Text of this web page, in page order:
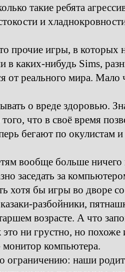
такие ребята
и
прочие игры, в которых
каких-нибудь Sims,
от реального мира. Мало
о вреде здоровью.
что в своё время
бегают по окулистам
вообще больше
заседать за
хотя бы игры во дворе
разбойники,
возрасте. А что
это ни грустно, но
компьютера.
ограничению: наши